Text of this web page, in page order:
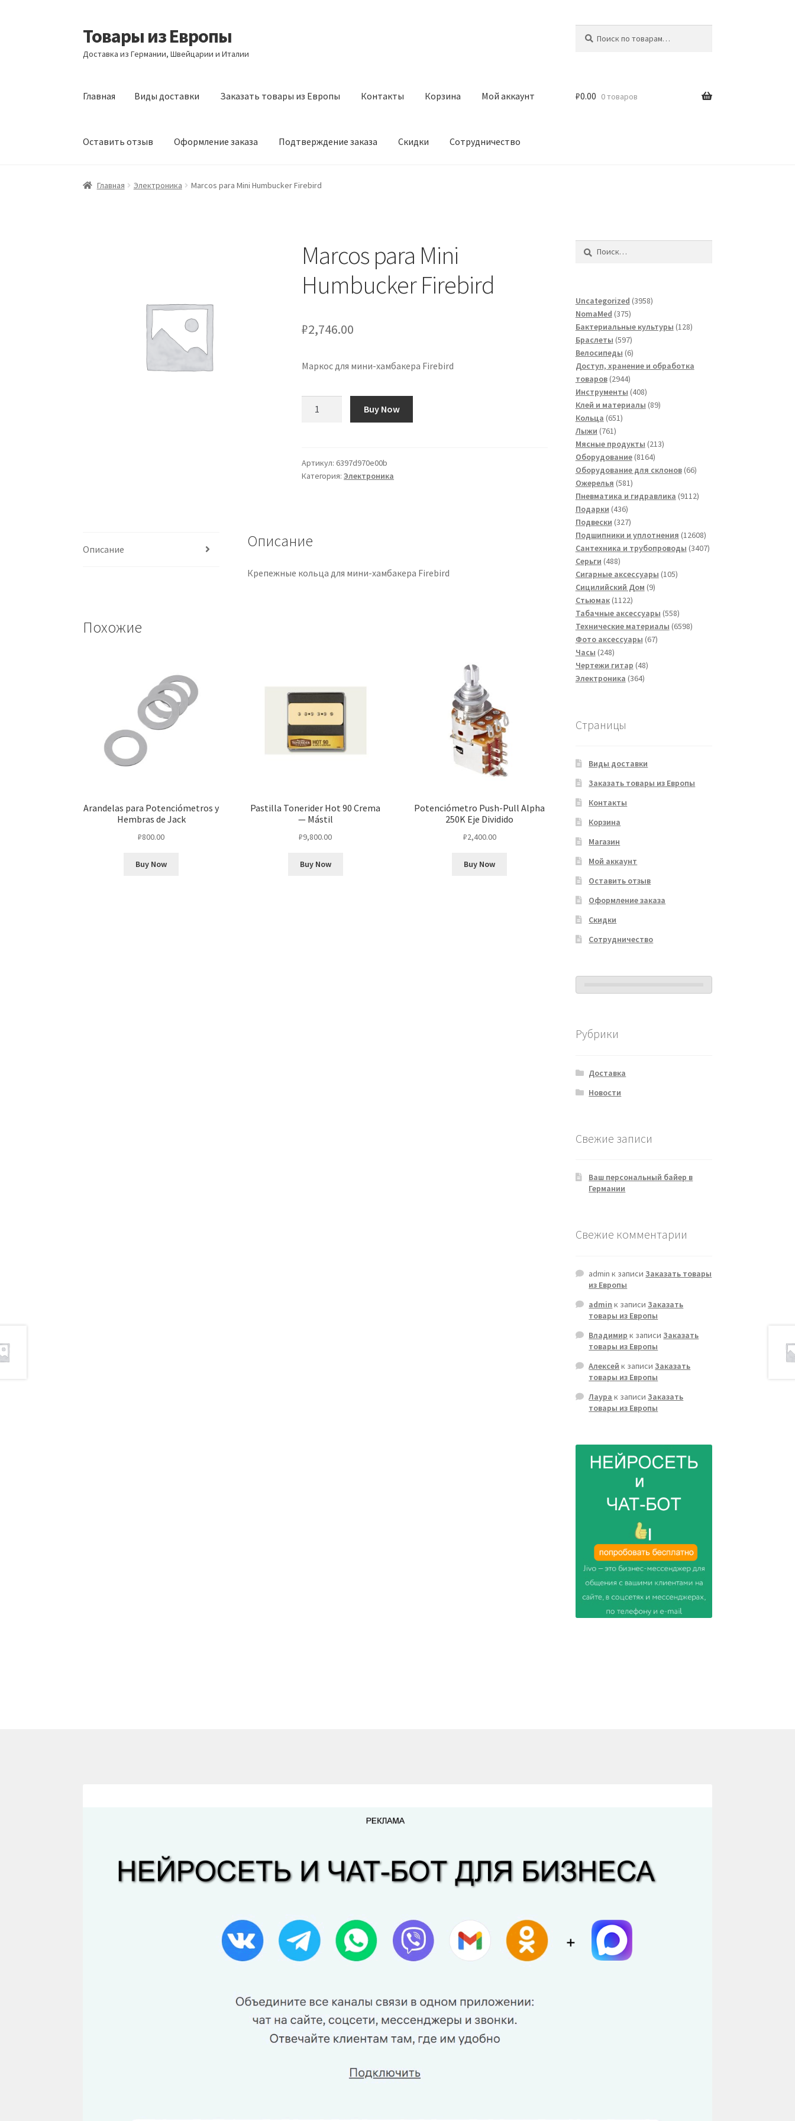
Перейти
к
навигации
Перейти
к
содержимому
Товары из Европы
Доставка из Германии, Швейцарии и Италии
Главная Виды доставки Заказать товары из Европы Контакты Корзина Мой аккаунт
Оставить отзыв Оформление заказа Подтверждение заказа Скидки Сотрудничество
Главная Виды доставки Заказать товары из Европы Контакты
₽0.00 0 товаров
Главная Электроника Marcos para Mini Humbucker Firebird
Marcos para Mini
Humbucker Firebird
₽2,746.00
Маркос для мини-хамбакера Firebird
Mini
Humbucker
Buy Now
Артикул: 6397d970e00b
Категория:Электроника
Описание Описание
Крепежные кольца для мини-хамбакера Firebird
Похожие
Arandelas para Potenciómetros y
Hembras de Jack
₽800.00
Buy Now
Pastilla Tonerider Hot 90 Crema
— Mástil
₽9,800.00
Buy Now
Potenciómetro Push-Pull Alpha
250K Eje Dividido
₽2,400.00
Buy Now
Uncategorized 39583958
NomaMed 375375
товаров
Бактериальные культуры 128128
Браслеты 597597
товаров
Велосипеды 66
товаров
Доступ, хранение и обработка
товаров 29442944
товара
Инструменты 408408
товаров
Клей и материалы 8989
Кольца 651651
Лыжи 761761
товар
Мясные продукты 213213
Оборудование 81648164
товара
Оборудование для склонов 6666
Ожерелья 581581
товар
Пневматика и гидравлика 91129112
Подарки 436436
товаров
Подвески 327327
товаров
Подшипники и уплотнения 1260812608
товаров
Сантехника и трубопроводы 34073407
Серьги 488488
товаров
Сигарные аксессуары 105105
Сицилийский Дом 99
Стьюмак 11221122
товара
Табачные аксессуары 558558
товаров
Технические материалы 65986598
Фото аксессуары 6767
Часы 248248
товаров
Чертежи гитар 4848
Электроника 364364
Страницы
Виды доставки
Заказать товары из Европы
Контакты
Корзина
Магазин
Мой аккаунт
Оставить отзыв
Оформление заказа
Скидки
Сотрудничество
Рубрики
Доставка
Новости
Свежие записи
Ваш персональный байер в
Германии
Свежие комментарии
admin к записиЗаказать товары
из Европы
admin к записиЗаказать
товары из Европы
Владимир к записиЗаказать
товары из Европы
Алексей к записиЗаказать
товары из Европы
Лаура к записиЗаказать
товары из Европы